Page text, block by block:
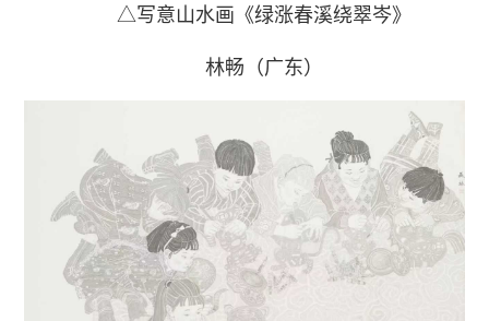
△写意山水画《绿涨春溪绕翠岑》
林畅（广东）